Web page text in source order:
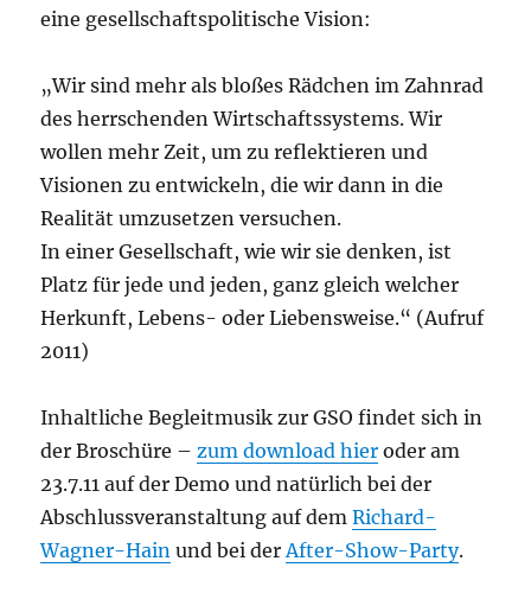
eine gesellschaftspolitische Vision:
„Wir sind mehr als bloßes Rädchen im Zahnrad
des herrschenden Wirtschaftssystems. Wir
wollen mehr Zeit, um zu reflektieren und
Visionen zu entwickeln, die wir dann in die
Realität umzusetzen versuchen.
In einer Gesellschaft, wie wir sie denken, ist
Platz für jede und jeden, ganz gleich welcher
Herkunft, Lebens- oder Liebensweise.“ (Aufruf
2011)
Inhaltliche Begleitmusik zur GSO findet sich in
der Broschüre – zum download hier oder am
23.7.11 auf der Demo und natürlich bei der
Abschlussveranstaltung auf demRichard-
Wagner-Hain und bei der After-Show-Party.